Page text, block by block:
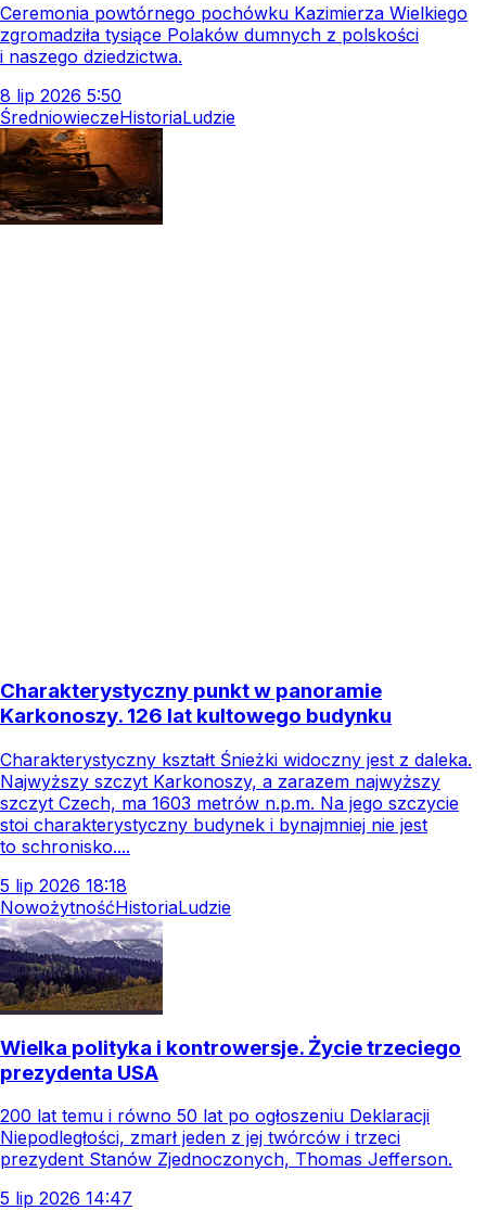
Ceremonia powtórnego pochówku Kazimierza Wielkiego
zgromadziła tysiące Polaków dumnych z polskości
i naszego dziedzictwa.
8 lip 2026 5:50
ŚredniowieczeHistoriaLudzie
Charakterystyczny punkt w panoramie
Karkonoszy. 126 lat kultowego budynku
Charakterystyczny kształt Śnieżki widoczny jest z daleka.
Najwyższy szczyt Karkonoszy, a zarazem najwyższy
szczyt Czech, ma 1603 metrów n.p.m. Na jego szczycie
stoi charakterystyczny budynek i bynajmniej nie jest
to schronisko....
5 lip 2026 18:18
NowożytnośćHistoriaLudzie
Wielka polityka i kontrowersje. Życie trzeciego
prezydenta USA
200 lat temu i równo 50 lat po ogłoszeniu Deklaracji
Niepodległości, zmarł jeden z jej twórców i trzeci
prezydent Stanów Zjednoczonych, Thomas Jefferson.
5 lip 2026 14:47